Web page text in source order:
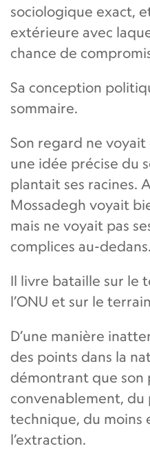
sociologique exact,
extérieure avec
chance de
Sa conception
sommaire.
Son regard ne voyait
une idée précise du
plantait ses racines.
Mossadegh voyait
mais ne voyait pas
complices au-dedans.
Il livre bataille sur le
l’ONU et sur le
D’une manière
des points dans la
démontrant que son
convenablement, du
technique, du moins
l’extraction.